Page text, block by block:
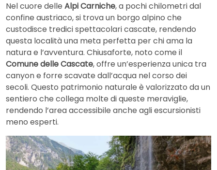
Nel cuore delle Alpi Carniche, a pochi chilometri dal
confine austriaco, si trova un borgo alpino che
custodisce tredici spettacolari cascate, rendendo
questa località una meta perfetta per chi ama la
natura e l’avventura. Chiusaforte, noto come il
Comune delle Cascate, offre un’esperienza unica tra
canyon e forre scavate dall’acqua nel corso dei
secoli. Questo patrimonio naturale è valorizzato da un
sentiero che collega molte di queste meraviglie,
rendendo l’area accessibile anche agli escursionisti
meno esperti.